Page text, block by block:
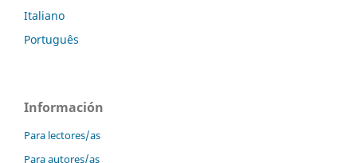
Italiano
Português
Información
Para lectores/as
Para autores/as